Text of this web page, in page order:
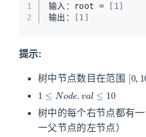
1
2
输入：root =
[1]
输出：
[1]
提示:
树中节点数目在范围
1≤ N od e.val≤ 10
树中的每个右节点都有
一父节点的左节点）